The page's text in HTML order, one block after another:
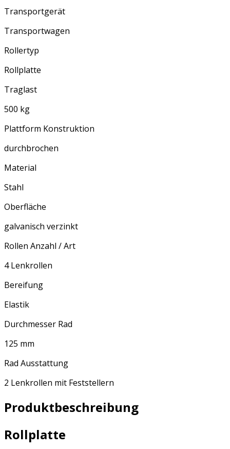
Transportgerät
Transportwagen
Rollertyp
Rollplatte
Traglast
500 kg
Plattform Konstruktion
durchbrochen
Material
Stahl
Oberfläche
galvanisch verzinkt
Rollen Anzahl / Art
4 Lenkrollen
Bereifung
Elastik
Durchmesser Rad
125 mm
Rad Ausstattung
2 Lenkrollen mit Feststellern
Produktbeschreibung
Rollplatte